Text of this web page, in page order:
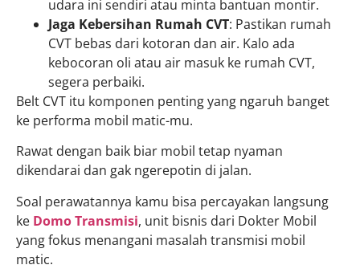
udara ini sendiri atau minta bantuan montir.
Jaga Kebersihan Rumah CVT: Pastikan rumah
CVT bebas dari kotoran dan air. Kalo ada
kebocoran oli atau air masuk ke rumah CVT,
segera perbaiki.
Belt CVT itu komponen penting yang ngaruh banget
ke performa mobil matic-mu.
Rawat dengan baik biar mobil tetap nyaman
dikendarai dan gak ngerepotin di jalan.
Soal perawatannya kamu bisa percayakan langsung
ke Domo Transmisi, unit bisnis dari Dokter Mobil
yang fokus menangani masalah transmisi mobil
matic.